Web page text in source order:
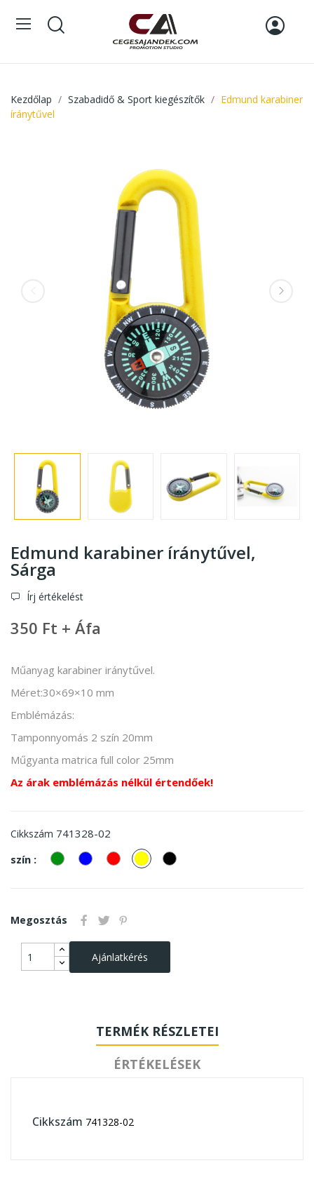
Kezdőlap Szabadidő & Sport kiegészítők
Edmund karabiner
íránytűvel
Edmund karabiner íránytűvel,
Sárga
Írj értékelést
350 Ft + Áfa
Műanyag karabiner iránytűvel.
Méret:30×69×10 mm
Emblémázás:
Tamponnyomás 2 szín 20mm
Műgyanta matrica full color 25mm
Az árak emblémázás nélkül értendőek!
Cikkszám 741328-02
szín :
zöld kek piros SárgaFekete
Megosztás
Ajánlatkérés
TERMÉK RÉSZLETEI
ÉRTÉKELÉSEK
Cikkszám 741328-02